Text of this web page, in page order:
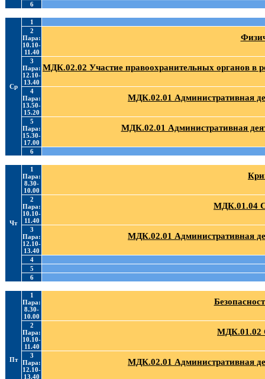
6
Ср
1
2
Пара:
10.10-
11.40
3
Пара:
12.10-
13.40
МДК.02.02 Участие правоохранительных органов
4
Пара:
13.50-
15.20
МДК.02.01 Административная
5
Пара:
15.30-
17.00
МДК.02.01 Административная
6
Чт
1
Пара:
8.30-
10.00
2
Пара:
10.10-
11.40
МДК.01.04
3
Пара:
12.10-
13.40
МДК.02.01 Административная
4
5
6
Пт
1
Пара:
8.30-
10.00
2
Пара:
10.10-
11.40
МДК.01.02
3
Пара:
12.10-
13.40
МДК.02.01 Административная